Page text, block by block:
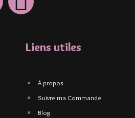
Liens utiles
À propos
Suivre ma Commande
Blog